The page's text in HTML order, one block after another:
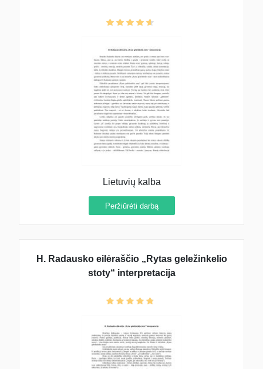
Lietuvių kalba
Peržiūrėti darbą
H. Radausko eilėraščio „Rytas geležinkelio
stoty“ interpretacija